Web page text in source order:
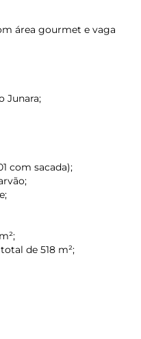
área gourmet e vaga
Junara;
com sacada);
de 518 m²;